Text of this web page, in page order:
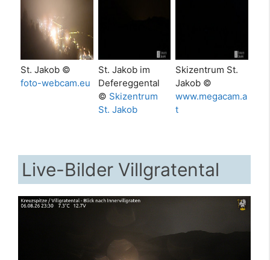
St. Jakob ©
foto-webcam.eu
St. Jakob im
Defereggental
© Skizentrum
St. Jakob
Skizentrum St.
Jakob ©
www.megacam.a
t
Live-Bilder Villgratental